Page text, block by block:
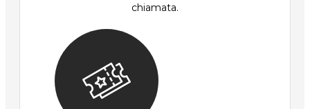
chiamata.